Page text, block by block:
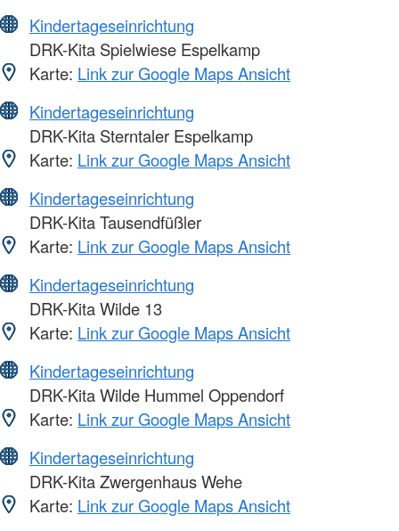
Kindertageseinrichtung
DRK-Kita Spielwiese Espelkamp
Karte: Link zur Google Maps Ansicht
Kindertageseinrichtung
DRK-Kita Sterntaler Espelkamp
Karte: Link zur Google Maps Ansicht
Kindertageseinrichtung
DRK-Kita Tausendfüßler
Karte: Link zur Google Maps Ansicht
Kindertageseinrichtung
DRK-Kita Wilde 13
Karte: Link zur Google Maps Ansicht
Kindertageseinrichtung
DRK-Kita Wilde Hummel Oppendorf
Karte: Link zur Google Maps Ansicht
Kindertageseinrichtung
DRK-Kita Zwergenhaus Wehe
Karte: Link zur Google Maps Ansicht